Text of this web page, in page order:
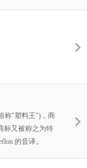
使用寿命大大缩
硬发脆。从而会
称"塑料王")，商
标又被称之为特
的音译。